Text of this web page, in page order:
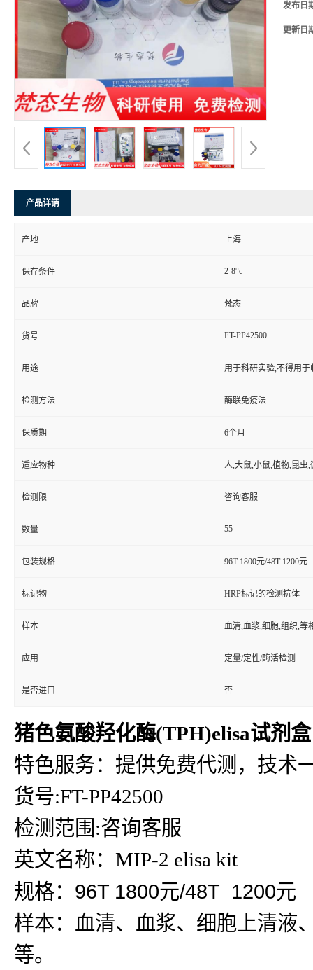
发布日
更新日
产品详请
产地 上海
保存条件 2-8°c
品牌 梵态
货号 FT-PP42500
用途 用于科研实验,不得用于
检测方法 酶联免疫法
保质期 6个月
适应物种 人,大鼠,小鼠,植物,昆虫,
检测限 咨询客服
数量 55
包装规格 96T 1800元/48T 1200元
标记物 HRP标记的检测抗体
样本 血清,血浆,细胞,组织,等
应用 定量/定性/酶活检测
是否进口 否
猪色氨酸羟化酶(TPH)elisa试剂盒
特色服务：提供免费代测，技术
货号:FT-PP42500
检测范围:咨询客服
英文名称：MIP-2 elisa kit
规格：96T 1800元/48T 1200元
样本：血清、血浆、细胞上清液
等。